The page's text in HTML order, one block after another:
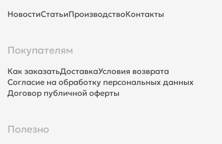
НовостиСтатьиПроизводствоКонтакты
Покупателям
Как заказатьДоставкаУсловия возврата
Согласие на обработку персональных данных
Договор публичной оферты
Полезно